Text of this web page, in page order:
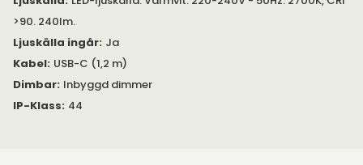
>90. 240lm.
Ljuskälla ingår: Ja
Kabel: USB-C (1,2 m)
Dimbar: Inbyggd dimmer
IP-Klass: 44